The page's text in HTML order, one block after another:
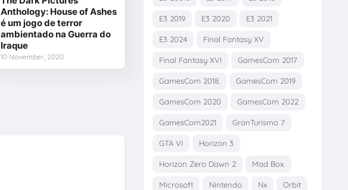
Anthology: House of Ashes
é um jogo de terror
ambientado na Guerra do
Iraque
10 November, 2020
E3 2019 E3 2020 E3 2021
E3 2024 Final Fantasy XV
Final Fantasy XVI GamesCom 2017
GamesCom 2018. GamesCom 2019
GamesCom 2020 GamesCom 2022
GamesCom2021 GranTurismo 7
GTA VI Horizon 3
Horizon Zero Dawn 2 Mad Box.
Microsoft Nintendo Nx Orbit